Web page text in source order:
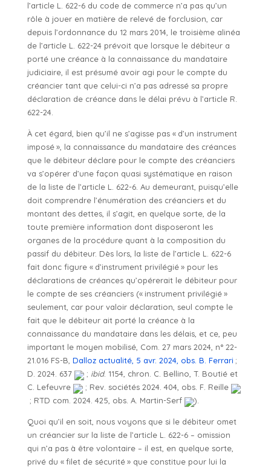
l’article L. 622-6 du code de commerce n’a pas qu’un
rôle à jouer en matière de relevé de forclusion, car
depuis l’ordonnance du 12 mars 2014, le troisième alinéa
de l’article L. 622-24 prévoit que lorsque le débiteur a
porté une créance à la connaissance du mandataire
judiciaire, il est présumé avoir agi pour le compte du
créancier tant que celui-ci n’a pas adressé sa propre
déclaration de créance dans le délai prévu à l’article R.
622-24.
À cet égard, bien qu’il ne s’agisse pas « d’un instrument
imposé », la connaissance du mandataire des créances
que le débiteur déclare pour le compte des créanciers
va s’opérer d’une façon quasi systématique en raison
de la liste de l’article L. 622-6. Au demeurant, puisqu’elle
doit comprendre l’énumération des créanciers et du
montant des dettes, il s’agit, en quelque sorte, de la
toute première information dont disposeront les
organes de la procédure quant à la composition du
passif du débiteur. Dès lors, la liste de l’article L. 622-6
fait donc figure « d’instrument privilégié » pour les
déclarations de créances qu’opérerait le débiteur pour
le compte de ses créanciers (« instrument privilégié »
seulement, car pour valoir déclaration, seul compte le
fait que le débiteur ait porté la créance à la
connaissance du mandataire dans les délais, et ce, peu
important le moyen mobilisé, Com. 27 mars 2024, n° 22-
21.016 FS-B, Dalloz actualité, 5 avr. 2024, obs. B. Ferrari ;
D. 2024. 637
; ibid. 1154, chron. C. Bellino, T. Boutié et
C. Lefeuvre
; Rev. sociétés 2024. 404, obs. F. Reille
; RTD com. 2024. 425, obs. A. Martin-Serf
).
Quoi qu’il en soit, nous voyons que si le débiteur omet
un créancier sur la liste de l’article L. 622-6 – omission
qui n’a pas à être volontaire – il est, en quelque sorte,
privé du « filet de sécurité » que constitue pour lui la